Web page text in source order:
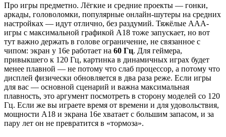
Про игры предметно. Лёгкие и средние проекты — гонки,
аркады, головоломки, популярные онлайн-шутеры на средних
настройках — идут отлично, без раздумий. Тяжёлые ААА-
игры с максимальной графикой A18 тоже запускает, но вот
тут важно держать в голове ограничение, не связанное с
чипом: экран у 16e работает на 60 Гц. Для геймера,
привыкшего к 120 Гц, картинка в динамичных играх будет
менее плавной — не потому что слаб процессор, а потому что
дисплей физически обновляется в два раза реже. Если игры
для вас — основной сценарий и важна максимальная
плавность, это аргумент посмотреть в сторону моделей со 120
Гц. Если же вы играете время от времени и для удовольствия,
мощности A18 и экрана 16e хватает с большим запасом, и за
пару лет он не превратится в «тормоза».